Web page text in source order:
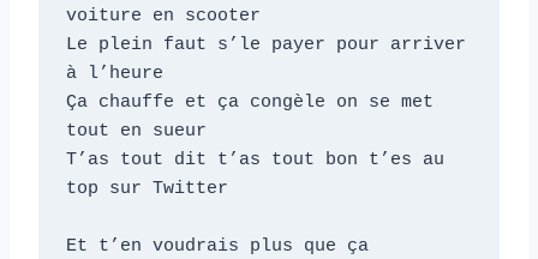
voiture en scooter
Le plein faut s’le payer pour arriver
à l’heure
Ça chauffe et ça congèle on se met
tout en sueur
T’as tout dit t’as tout bon t’es au
top sur Twitter
Et t’en voudrais plus que ça